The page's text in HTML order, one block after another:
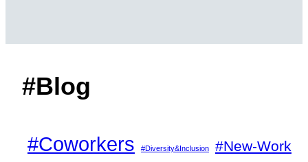
#Blog
#Coworkers #Diversity&Inclusion #New-Work